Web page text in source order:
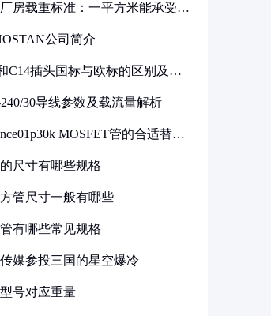
房载重标准：一平方米能承受多
公司简介
C14插头国标与欧标的区别及其
30导线参数及载流量解析
MOSFET管的合适替代
尺寸有哪些规格
管尺寸一般有哪些
有哪些常见规格
媒参投三国的星空爆冷
号对应重量